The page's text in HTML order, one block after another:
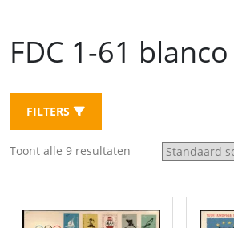
FDC 1-61 blanco
FILTERS
Toont alle 9 resultaten